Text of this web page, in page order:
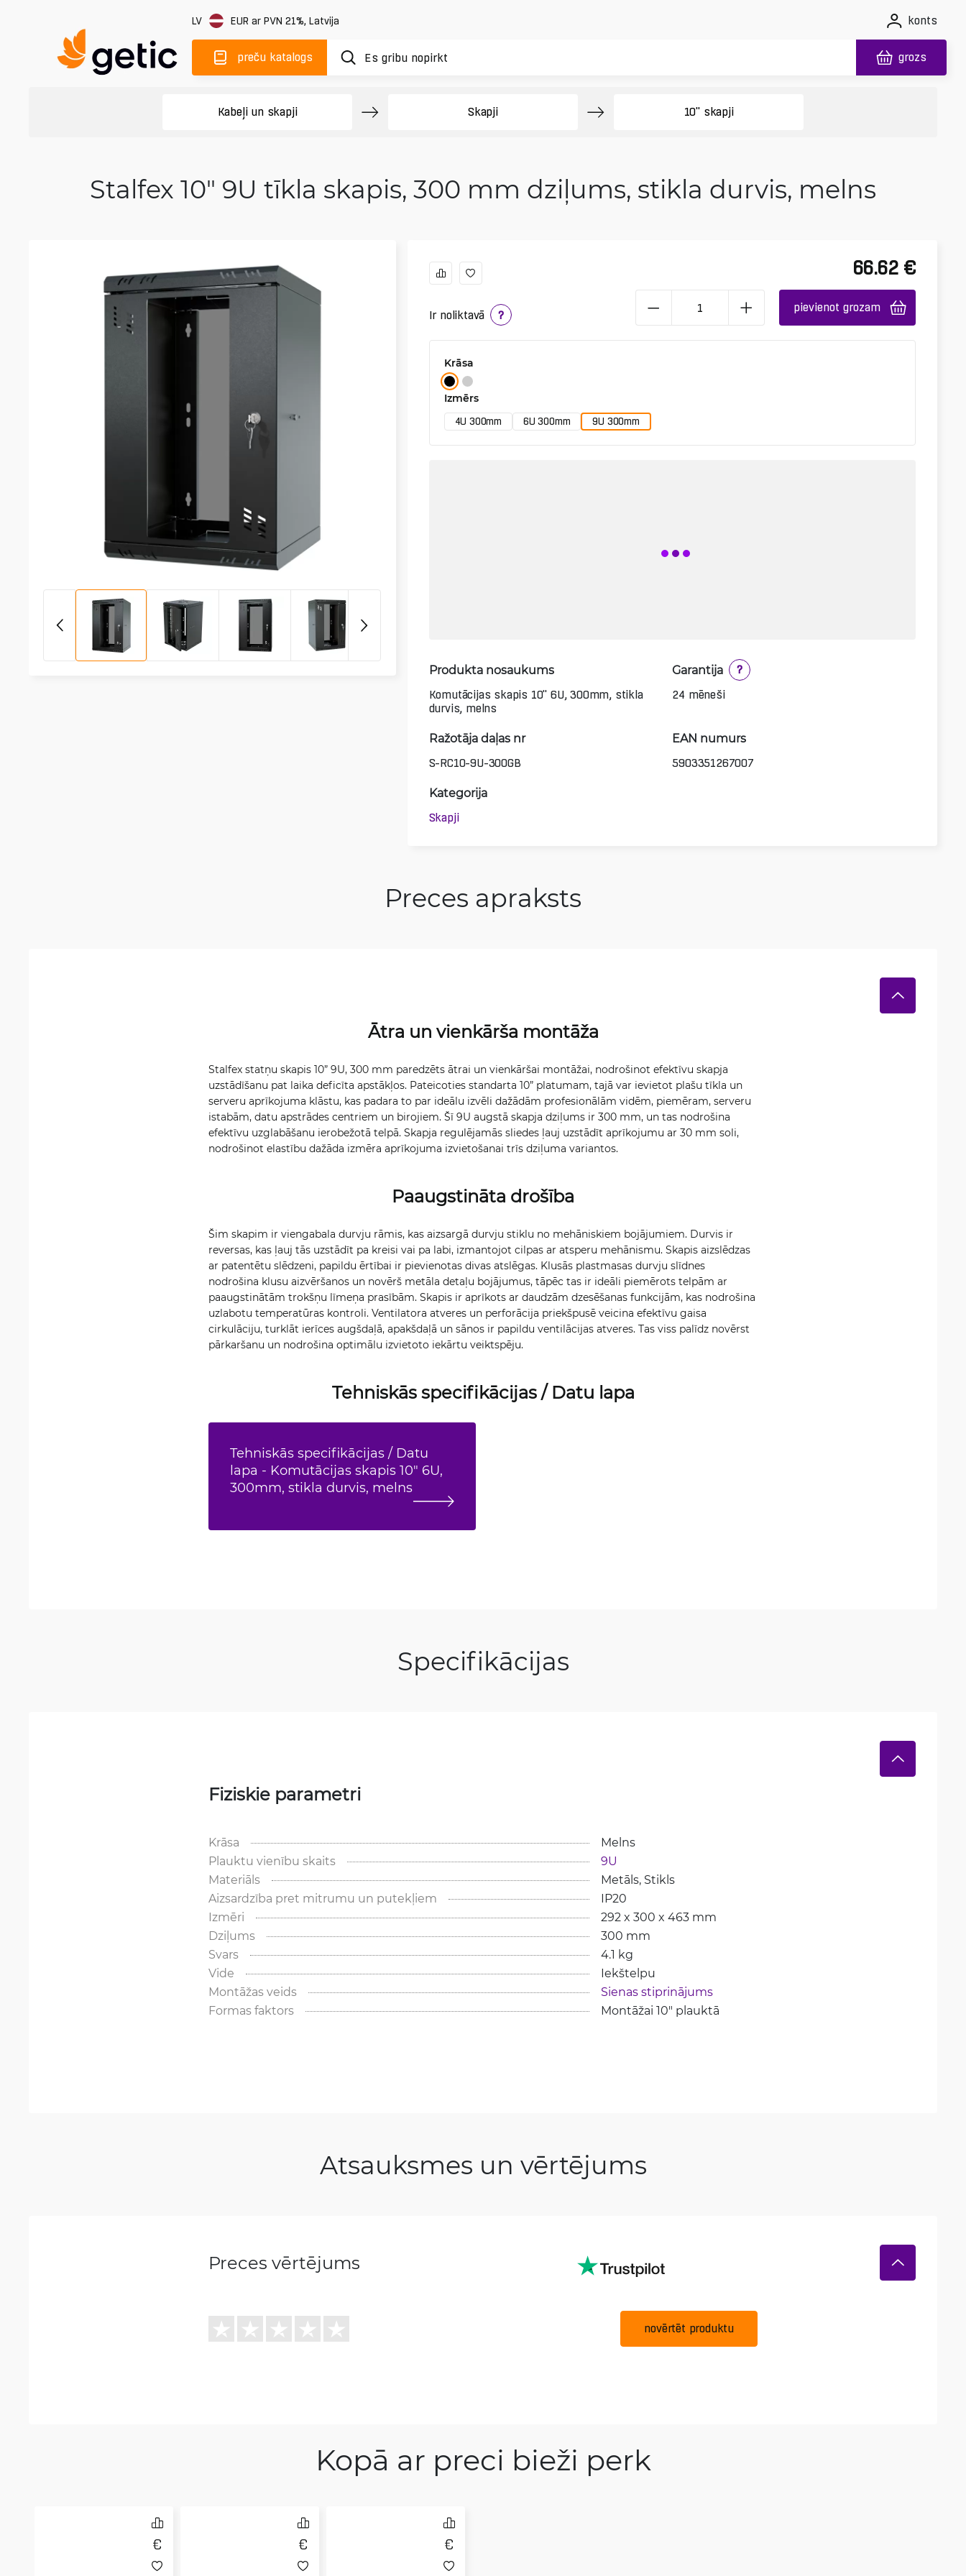
LV EUR ar PVN 21%, Latvija konts
preču katalogs grozs
Kabeļi un skapji Skapji 10" skapji
Stalfex 10" 9U tīkla skapis, 300 mm dziļums, stikla durvis, melns
Ir noliktavā ?
66.62 €
pievienot grozam
Krāsa
Izmērs
4U 300mm 6U 300mm 9U 300mm
Produkta nosaukums
Komutācijas skapis 10" 6U, 300mm, stikla
durvis, melns
Garantija
?
24 mēneši
Ražotāja daļas nr
S-RC10-9U-300GB
EAN numurs
5903351267007
Kategorija
Skapji
Preces apraksts
Ātra un vienkārša montāža
Stalfex statņu skapis 10” 9U, 300 mm paredzēts ātrai un vienkāršai montāžai, nodrošinot efektīvu skapja
uzstādīšanu pat laika deficīta apstākļos. Pateicoties standarta 10” platumam, tajā var ievietot plašu tīkla un
serveru aprīkojuma klāstu, kas padara to par ideālu izvēli dažādām profesionālām vidēm, piemēram, serveru
istabām, datu apstrādes centriem un birojiem. Šī 9U augstā skapja dziļums ir 300 mm, un tas nodrošina
efektīvu uzglabāšanu ierobežotā telpā. Skapja regulējamās sliedes ļauj uzstādīt aprīkojumu ar 30 mm soli,
nodrošinot elastību dažāda izmēra aprīkojuma izvietošanai trīs dziļuma variantos.
Paaugstināta drošība
Šim skapim ir viengabala durvju rāmis, kas aizsargā durvju stiklu no mehāniskiem bojājumiem. Durvis ir
reversas, kas ļauj tās uzstādīt pa kreisi vai pa labi, izmantojot cilpas ar atsperu mehānismu. Skapis aizslēdzas
ar patentētu slēdzeni, papildu ērtībai ir pievienotas divas atslēgas. Klusās plastmasas durvju slīdnes
nodrošina klusu aizvēršanos un novērš metāla detaļu bojājumus, tāpēc tas ir ideāli piemērots telpām ar
paaugstinātām trokšņu līmeņa prasībām. Skapis ir aprīkots ar daudzām dzesēšanas funkcijām, kas nodrošina
uzlabotu temperatūras kontroli. Ventilatora atveres un perforācija priekšpusē veicina efektīvu gaisa
cirkulāciju, turklāt ierīces augšdaļā, apakšdaļā un sānos ir papildu ventilācijas atveres. Tas viss palīdz novērst
pārkaršanu un nodrošina optimālu izvietoto iekārtu veiktspēju.
Tehniskās specifikācijas / Datu lapa
Tehniskās specifikācijas / Datu
lapa - Komutācijas skapis 10" 6U,
300mm, stikla durvis, melns
Specifikācijas
Fiziskie parametri
Krāsa
Melns
Plauktu vienību skaits
9U
Materiāls
Metāls, Stikls
Aizsardzība pret mitrumu un putekļiem
IP20
Izmēri
292 x 300 x 463 mm
Dziļums
300 mm
Svars
4.1 kg
Vide
Iekštelpu
Montāžas veids
Sienas stiprinājums
Formas faktors
Montāžai 10" plauktā
Atsauksmes un vērtējums
Preces vērtējums
novērtēt produktu
Kopā ar preci bieži perk